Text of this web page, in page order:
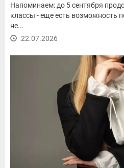
Напоминаем: до 5 сентября
классы - еще есть возможность
не...
22.07.2026